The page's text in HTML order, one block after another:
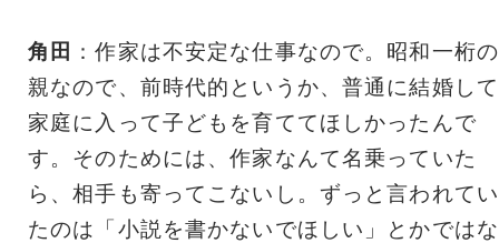
角田
：作家は不安定な仕事なので。昭和一桁の
親なので、前時代的というか、普通に結婚して
家庭に入って子どもを育ててほしかったんで
す。そのためには、作家なんて名乗っていた
ら、相手も寄ってこないし。ずっと言われてい
たのは「小説を書かないでほしい」とかではな